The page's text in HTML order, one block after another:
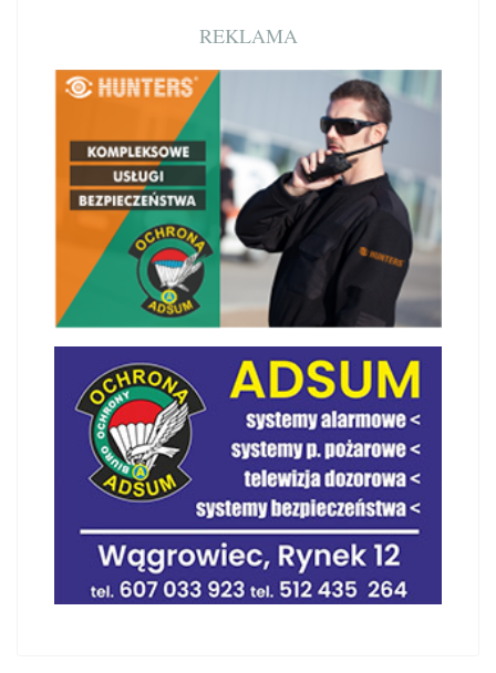
REKLAMA